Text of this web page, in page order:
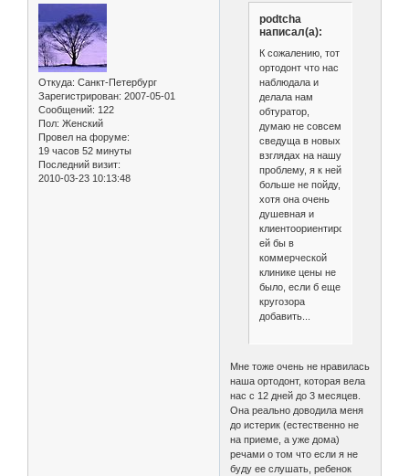
Откуда: Санкт-Петербург
Зарегистрирован: 2007-05-01
Сообщений: 122
Пол: Женский
Провел на форуме:
19 часов 52 минуты
Последний визит:
2010-03-23 10:13:48
podtcha
написал(а):
К сожалению, тот
ортодонт что нас
наблюдала и
делала нам
обтуратор,
думаю не совсем
сведуща в новых
взглядах на нашу
проблему, я к ней
больше не пойду,
хотя она очень
душевная и
клиентоориентированная,
ей бы в
коммерческой
клинике цены не
было, если б еще
кругозора
добавить...
Мне тоже очень не нравилась
наша ортодонт, которая вела
нас с 12 дней до 3 месяцев.
Она реально доводила меня
до истерик (естественно не
на приеме, а уже дома)
речами о том что если я не
буду ее слушать, ребенок